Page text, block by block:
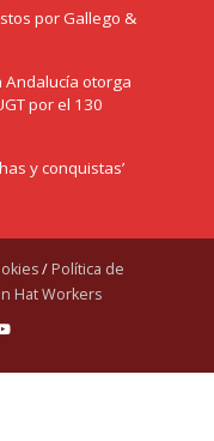
por Gallego &
Andalucía otorga
por el 130
y conquistas’
/ Política de
Hat Workers